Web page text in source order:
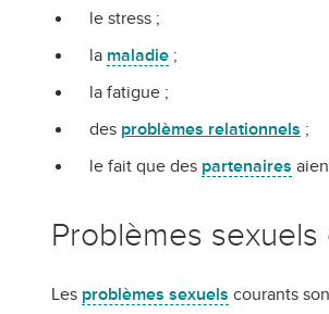
le stress ;
la maladie ;
la fatigue ;
des problèmes relationnels ;
le fait que des partenaires
Problèmes sexuels
Les problèmes sexuels courants